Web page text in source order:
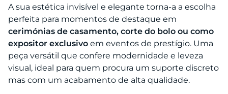
A sua estética invisível e elegante torna-a a escolha
perfeita para momentos de destaque em
cerimónias de casamento, corte do bolo ou como
expositor exclusivo em eventos de prestígio. Uma
peça versátil que confere modernidade e leveza
visual, ideal para quem procura um suporte discreto
mas com um acabamento de alta qualidade.